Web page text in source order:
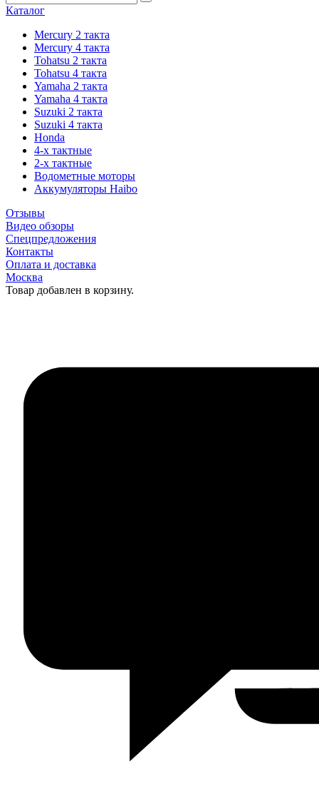
Каталог
Mercury 2 такта
Mercury 4 такта
Tohatsu 2 такта
Tohatsu 4 такта
Yamaha 2 такта
Yamaha 4 такта
Suzuki 2 такта
Suzuki 4 такта
Honda
4-х тактные
2-х тактные
Водометные моторы
Аккумуляторы Haibo
Отзывы
Видео обзоры
Спецпредложения
Контакты
Оплата и доставка
Москва
Товар добавлен в корзину.